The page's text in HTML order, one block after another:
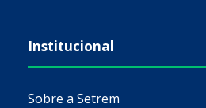
Institucional
Sobre a Setrem